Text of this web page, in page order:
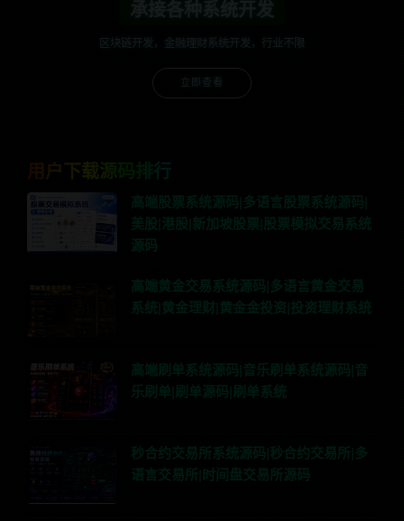
承接各种系统开发
区块链开发，金融理财系统开发，行业不限
立即查看
用户下载源码排行
高端股票系统源码|多语言股票系统源码|
美股|港股|新加坡股票|股票模拟交易系统
源码
高端黄金交易系统源码|多语言黄金交易
系统|黄金理财|黄金金投资|投资理财系统
高端刷单系统源码|音乐刷单系统源码|音
乐刷单|刷单源码|刷单系统
秒合约交易所系统源码|秒合约交易所|多
语言交易所|时间盘交易所源码